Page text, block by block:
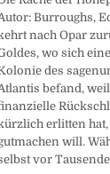
Burroughs,
nach Opar
wo sich
des
befand,
erlitten
will.
vor